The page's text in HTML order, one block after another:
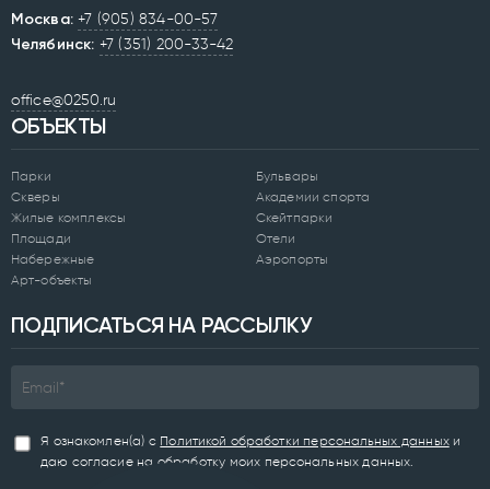
Москва: +7 (905) 834-00-57
Челябинск: +7 (351) 200-33-42
office@0250.ru
ОБЪЕКТЫ
Парки
Скверы
Жилые комплексы
Площади
Набережные
Арт-объекты
Бульвары
Академии спорта
Скейтпарки
Отели
Аэропорты
ПОДПИСАТЬСЯ НА РАССЫЛКУ
Я ознакомлен(а) с Политикой обработки персональных данныхи
даю согласие на обработку моих персональных данных.